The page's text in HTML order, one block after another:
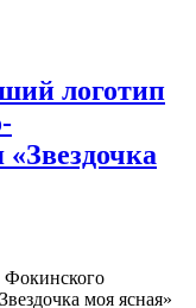
логотип